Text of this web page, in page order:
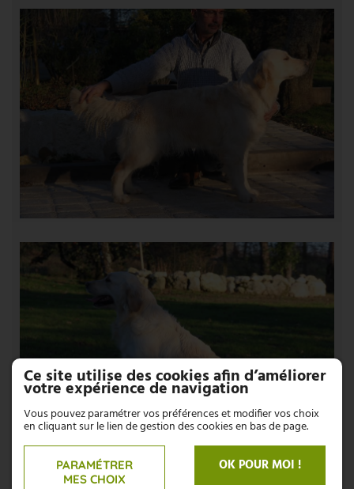
Ce site utilise des cookies afin d’améliorer
votre expérience de navigation
Vous pouvez paramétrer vos préférences et modifier vos choix
en cliquant sur le lien de gestion des cookies en bas de page.
PARAMÉTRER
MES CHOIX
OK POUR MOI !